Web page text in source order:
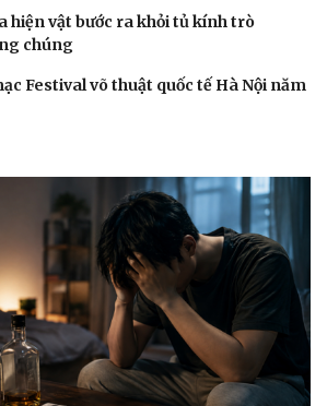
hiện vật bước ra khỏi tủ kính trò
chúng
Festival võ thuật quốc tế Hà Nội năm